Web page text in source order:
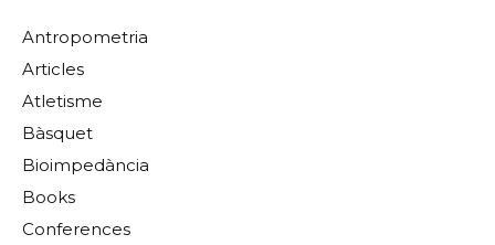
Antropometria
Articles
Atletisme
Bàsquet
Bioimpedància
Books
Conferences